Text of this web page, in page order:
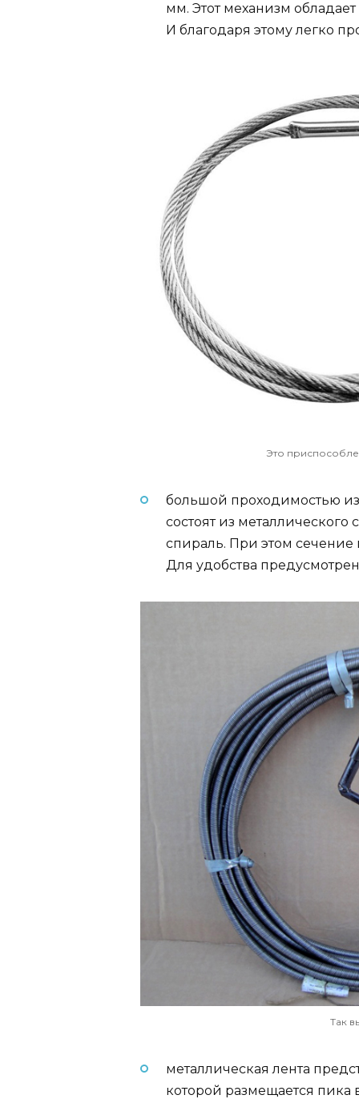
мм. Этот механизм
И благодаря этому легко
Это
большой проходимостью
состоят из
спираль. При этом
Для удобства
Так
металлическая лента
которой размещается пика